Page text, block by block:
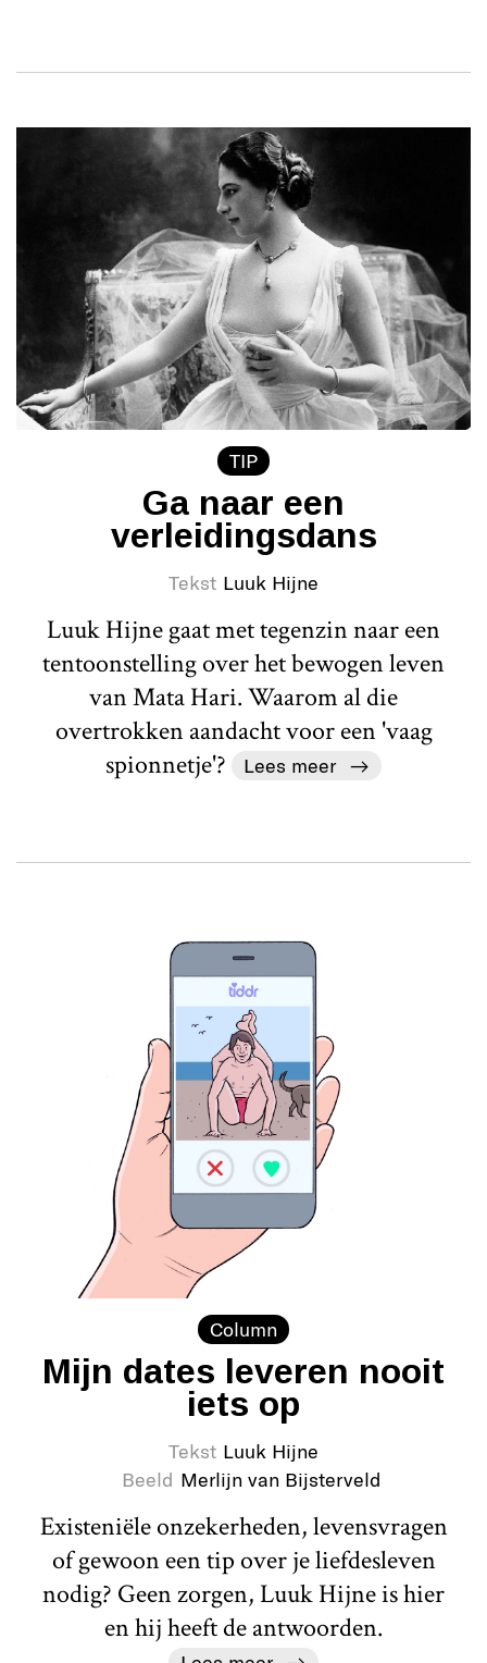
TIP
Ga naar een
verleidingsdans
Tekst Luuk Hijne
Luuk Hijne gaat met tegenzin naar een
tentoonstelling over het bewogen leven
van Mata Hari. Waarom al die
overtrokken aandacht voor een 'vaag
spionnetje'?
Lees meer
Column
Mijn dates leveren nooit
iets op
Tekst Luuk Hijne
Beeld Merlijn van Bijsterveld
Existeniële onzekerheden, levensvragen
of gewoon een tip over je liefdesleven
nodig? Geen zorgen, Luuk Hijne is hier
en hij heeft de antwoorden.